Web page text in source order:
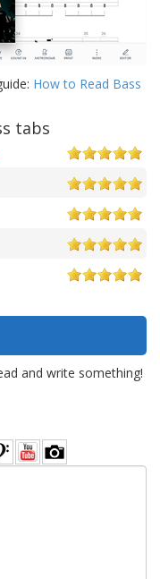
How to Read Bass
tabs
and write something!